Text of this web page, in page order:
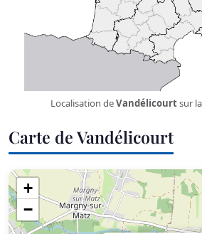
Localisation deVandélicourtsur
Carte de Vandélicourt
+
−